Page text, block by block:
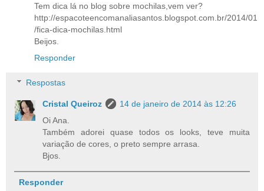
Tem dica lá no blog sobre mochilas,vem ver?
http://espacoteencomanaliasantos.blogspot.com.br/2014/01
/fica-dica-mochilas.html
Beijos.
Responder
Respostas
Cristal Queiroz
14 de janeiro de 2014 às 12:26
Oi Ana.
Também adorei quase todos os looks, teve muita
variação de cores, o preto sempre arrasa.
Bjos.
Responder